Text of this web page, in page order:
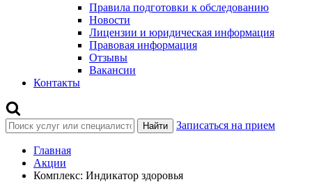
Правила подготовки к обследованию
Новости
Лицензии и юридическая информация
Правовая информация
Отзывы
Вакансии
Контакты
Найти Записаться на прием
Главная
Акции
Комплекс: Индикатор здоровья